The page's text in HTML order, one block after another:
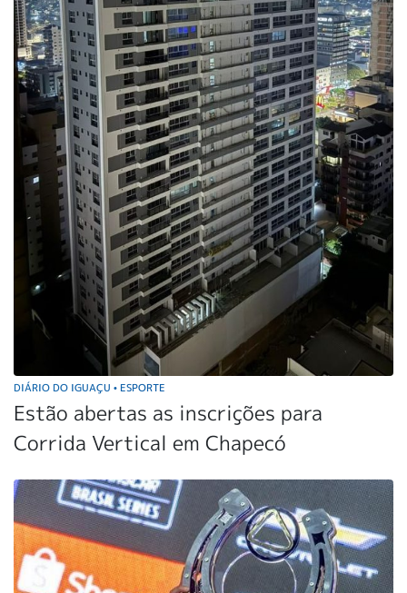
DIÁRIO DO IGUAÇU • ESPORTE
Estão abertas as inscrições para
Corrida Vertical em Chapecó